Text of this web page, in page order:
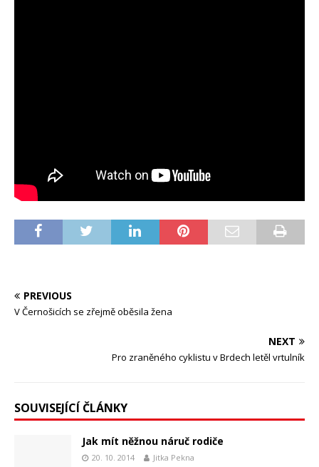
PREVIOUS
V Černošicích se zřejmě oběsila žena
NEXT
Pro zraněného cyklistu v Brdech letěl vrtulník
SOUVISEJÍCÍ ČLÁNKY
Jak mít něžnou náruč rodiče
20. 10. 2014 Jitka Pekna